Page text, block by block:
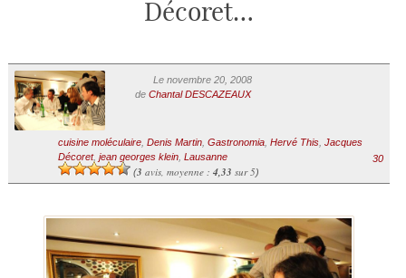
Décoret…
Le novembre 20, 2008
de Chantal DESCAZEAUX
cuisine moléculaire, Denis Martin, Gastronomia, Hervé This, Jacques
Décoret, jean georges klein, Lausanne
(3 avis, moyenne : 4,33 sur 5)
30